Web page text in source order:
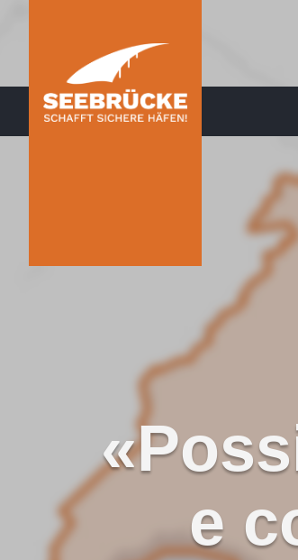
e